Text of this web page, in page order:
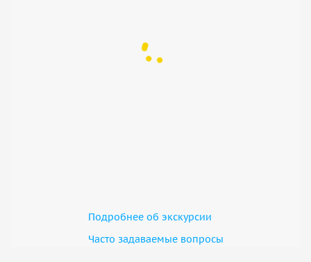
Подробнее об экскурсии
Часто задаваемые вопросы